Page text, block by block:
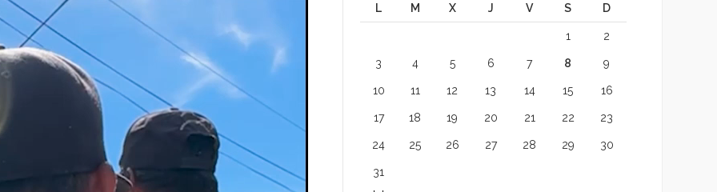
L M X J V S D
1 2
3 4 5 6 7 8 9
10 11 12 13 14 15 16
17 18 19 20 21 22 23
24 25 26 27 28 29 30
31